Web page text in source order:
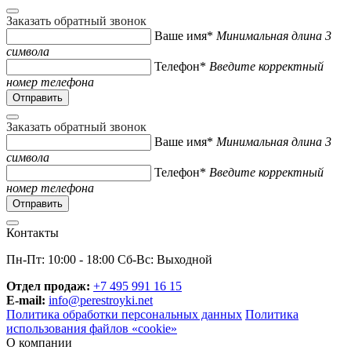
Заказать обратный звонок
Ваше имя* Минимальная длина 3
символа
Телефон* Введите корректный
номер телефона
Заказать обратный звонок
Ваше имя* Минимальная длина 3
символа
Телефон* Введите корректный
номер телефона
Контакты
Пн-Пт: 10:00 - 18:00 Сб-Вс: Выходной
Отдел продаж: +7 495 991 16 15
E-mail: info@perestroyki.net
Политика обработки персональных данных Политика
использования файлов «cookie»
О компании